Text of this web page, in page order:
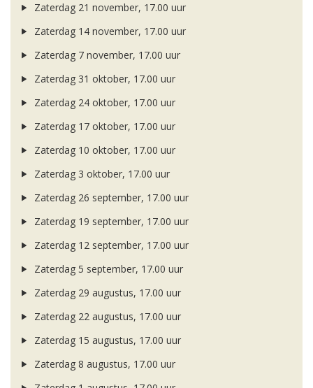
Zaterdag 21 november, 17.00 uur
Zaterdag 14 november, 17.00 uur
Zaterdag 7 november, 17.00 uur
Zaterdag 31 oktober, 17.00 uur
Zaterdag 24 oktober, 17.00 uur
Zaterdag 17 oktober, 17.00 uur
Zaterdag 10 oktober, 17.00 uur
Zaterdag 3 oktober, 17.00 uur
Zaterdag 26 september, 17.00 uur
Zaterdag 19 september, 17.00 uur
Zaterdag 12 september, 17.00 uur
Zaterdag 5 september, 17.00 uur
Zaterdag 29 augustus, 17.00 uur
Zaterdag 22 augustus, 17.00 uur
Zaterdag 15 augustus, 17.00 uur
Zaterdag 8 augustus, 17.00 uur